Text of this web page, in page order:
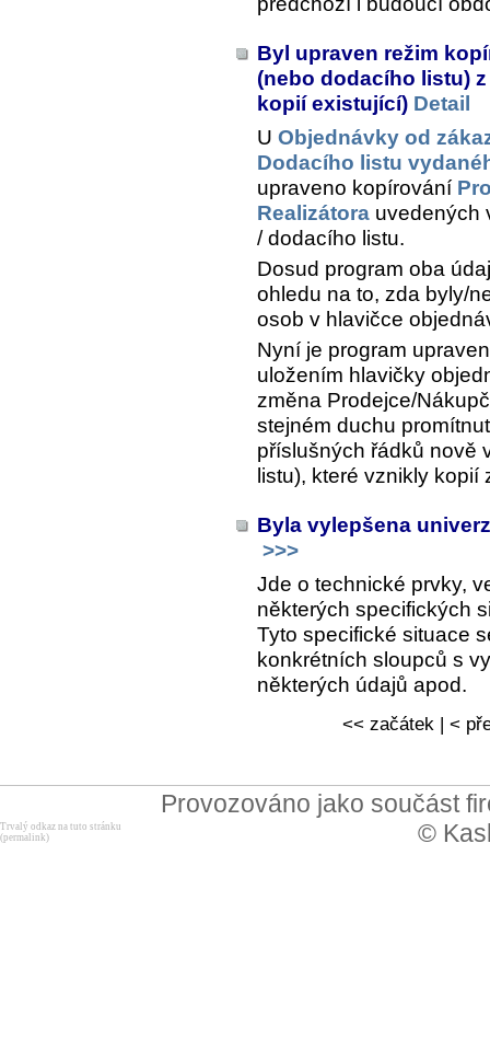
Byl upraven režim
(nebo dodacího listu)
kopií existující) Detail
U Objednávky od
Dodacího listu
upraveno kopírování
Realizátora uvedených
/ dodacího listu.
Dosud program oba
ohledu na to, zda byly/
osob v hlavičce
Nyní je program
uložením hlavičky
změna Prodejce/
stejném duchu
příslušných řádků nově
listu), které vznikly kopií
Byla vylepšena
>>>
Jde o technické prvky,
některých specifických
Tyto specifické situace
konkrétních sloupců s
některých údajů apod.
<< začátek | <
Provozováno jako součást
©
Trvalý odkaz na tuto stránku
(permalink)